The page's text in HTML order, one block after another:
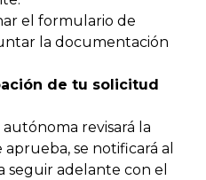
el formulario de
la documentación
de tu solicitud
revisará la
aprueba, se notificará al
seguir adelante con el